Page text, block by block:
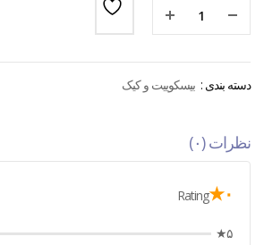
دسته بندی : بیسکوییت و کیک
نظرات (۰)
۰★ Rating
۵★